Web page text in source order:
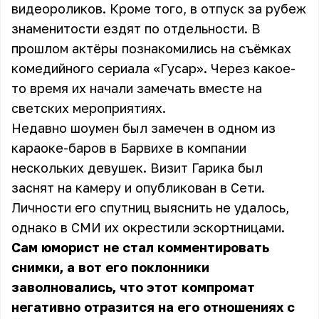
видеороликов. Кроме того, в отпуск за рубеж
знаменитости ездят по отдельности. В
прошлом актёры познакомились на съёмках
комедийного сериала «Гусар». Через какое-
то время их начали замечать вместе на
светских мероприятиях.
Недавно шоумен был замечен в одном из
караоке-баров в Барвихе в компании
нескольких девушек. Визит Гарика был
заснят на камеру и опубликован в Сети.
Личности его спутниц выяснить не удалось,
однако в СМИ их окрестили эскортницами.
Сам юморист не стал комментировать
снимки, а вот его поклонники
заволновались, что этот компромат
негативно отразится на его отношениях с